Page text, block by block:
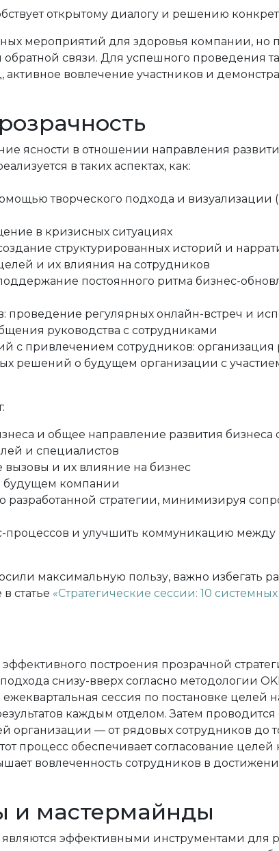
открытому диалогу и решению
мероприятий для здоровья компании, но
связи. Для успешного проведения
вовлечение участников и
ясности в отношении направления
в таких аспектах, как:
творческого подхода и визуализации
в кризисных ситуациях
структурированных историй и
и их влияния на сотрудников
постоянного ритма бизнес-
проведение регулярных онлайн-встреч и
руководства с сотрудниками
с привлечением сотрудников: организация
решений о будущем организации с
и общее направление развития
и специалистов
и их влияние на бизнес
будущем компании
стратегии, минимизируя
процессов и улучшить коммуникацию между
максимальную пользу, важно избегать
статье «Стратегические сессии: 10
построения прозрачной
снизу-вверх согласно методологии
ежеквартальная сессия по постановке целей
каждым отделом. Затем проводится
организации — от рядовых сотрудников
процесс обеспечивает согласование целей
вовлеченность сотрудников в
и мастермайнды
эффективными инструментами для